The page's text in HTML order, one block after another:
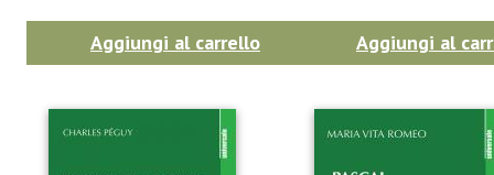
Aggiungi al carrello Aggiungi al